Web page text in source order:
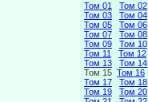
Том 01
Том 02
Том 03
Том 04
Том 05
Том 06
Том 07
Том 08
Том 09
Том 10
Том 11
Том 12
Том 13
Том 14
Том 15 Том 16
Том 17
Том 18
Том 19
Том 20